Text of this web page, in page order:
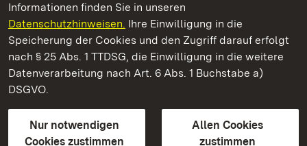
Informationen finden Sie in unseren
Datenschutzhinweisen. Ihre Einwilligung in die
Speicherung der Cookies und den Zugriff darauf erfolgt
nach § 25 Abs. 1 TTDSG, die Einwilligung in die weitere
Datenverarbeitung nach Art. 6 Abs. 1 Buchstabe a)
DSGVO.
Nur notwendigen
Cookies zustimmen
Allen Cookies
zustimmen
Schloss Favorite Rastatt
Staatliche Schlösser und Gärten Baden-Württemberg
Kontakt
GebärdenspracheLeichte Sprache
Erklärung zur Barrierefreiheit
BITV-konform (geprüfte Seiten)